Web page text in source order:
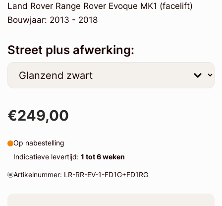
Land Rover Range Rover Evoque MK1 (facelift)
Bouwjaar: 2013 - 2018
Street plus afwerking:
€249,00
Op nabestelling
Indicatieve levertijd: 1 tot 6 weken
Artikelnummer: LR-RR-EV-1-FD1G+FD1RG